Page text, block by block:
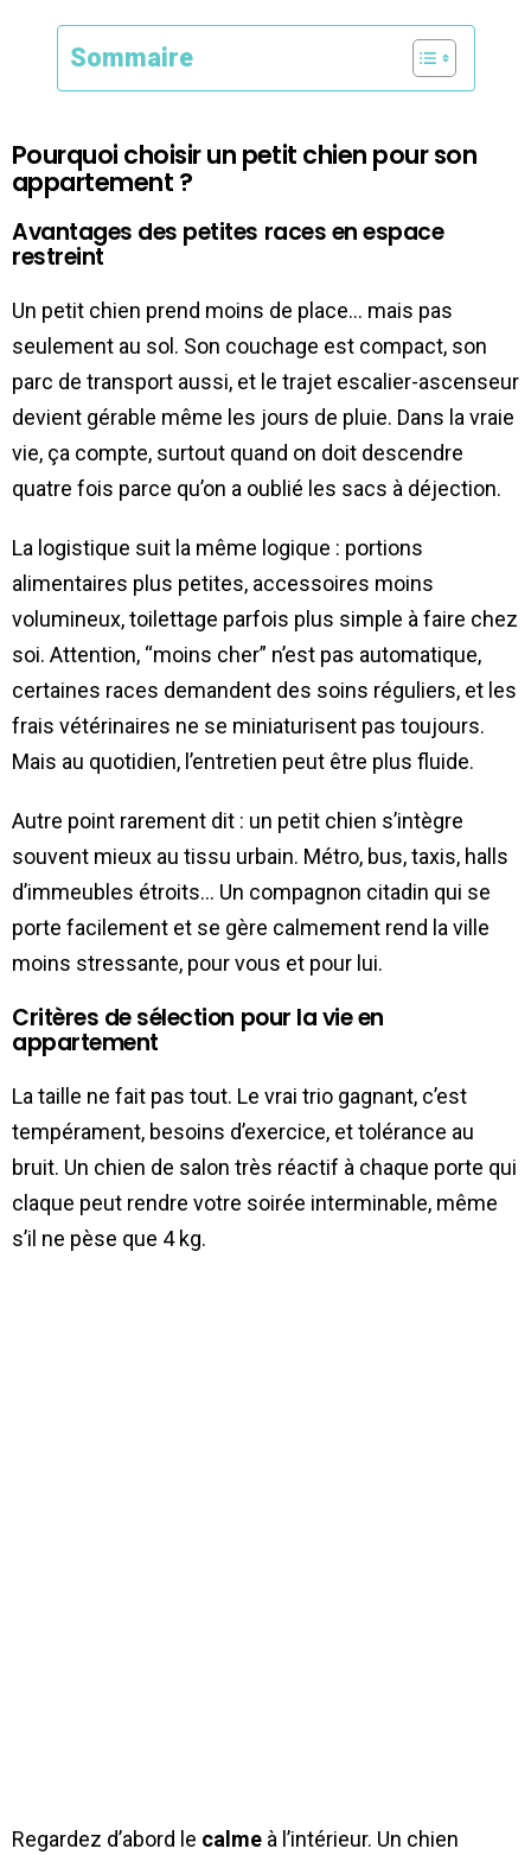
Sommaire
Pourquoi choisir un petit chien pour son
appartement ?
Avantages des petites races en espace
restreint
Un petit chien prend moins de place… mais pas
seulement au sol. Son couchage est compact, son
parc de transport aussi, et le trajet escalier-ascenseur
devient gérable même les jours de pluie. Dans la vraie
vie, ça compte, surtout quand on doit descendre
quatre fois parce qu’on a oublié les sacs à déjection.
La logistique suit la même logique : portions
alimentaires plus petites, accessoires moins
volumineux, toilettage parfois plus simple à faire chez
soi. Attention, “moins cher” n’est pas automatique,
certaines races demandent des soins réguliers, et les
frais vétérinaires ne se miniaturisent pas toujours.
Mais au quotidien, l’entretien peut être plus fluide.
Autre point rarement dit : un petit chien s’intègre
souvent mieux au tissu urbain. Métro, bus, taxis, halls
d’immeubles étroits… Un compagnon citadin qui se
porte facilement et se gère calmement rend la ville
moins stressante, pour vous et pour lui.
Critères de sélection pour la vie en
appartement
La taille ne fait pas tout. Le vrai trio gagnant, c’est
tempérament, besoins d’exercice, et tolérance au
bruit. Un chien de salon très réactif à chaque porte qui
claque peut rendre votre soirée interminable, même
s’il ne pèse que 4 kg.
Regardez d’abord le calme à l’intérieur. Un chien